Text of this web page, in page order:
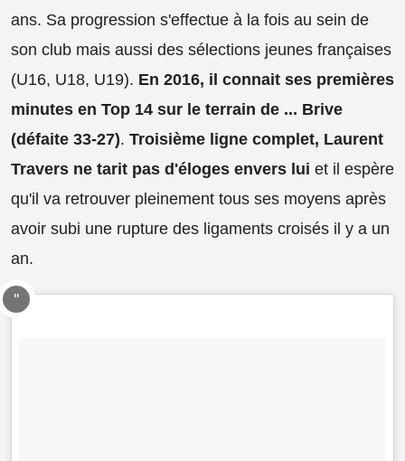
ans. Sa progression s'effectue à la fois au sein de
son club mais aussi des sélections jeunes françaises
(U16, U18, U19). En 2016, il connait ses premières
minutes en Top 14 sur le terrain de ... Brive
(défaite 33-27). Troisième ligne complet, Laurent
Travers ne tarit pas d'éloges envers lui et il espère
qu'il va retrouver pleinement tous ses moyens après
avoir subi une rupture des ligaments croisés il y a un
an.